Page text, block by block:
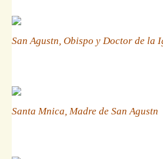
San Agustn, Obispo y Doctor de la
Santa Mnica, Madre de San Agustn